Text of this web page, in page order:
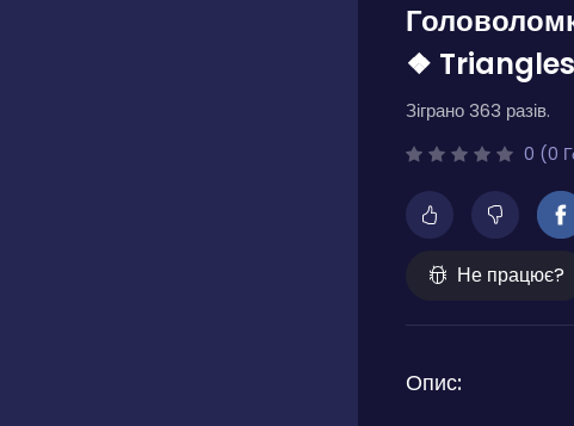
❖
Зіграно 363 разів.
0 (0
Не працює?
Опис: